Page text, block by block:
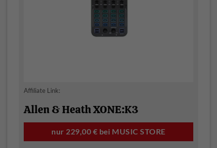
Affiliate Link:
Allen & Heath XONE:K3
nur 229,00 € bei MUSIC STORE